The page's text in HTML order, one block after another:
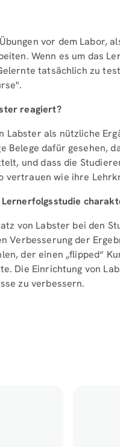
vor dem Labor,
Wenn es um das
tatsächlich zu
reagiert?
Labster als nützliche
Belege dafür gesehen,
und dass die
vertrauen wie ihre
von Labster bei den
Verbesserung der
der einen „flipped“
Die Einrichtung von
zu verbessern.